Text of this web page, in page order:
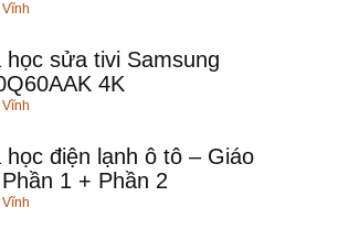
học sửa tivi Samsung
4K
học điện lạnh ô tô – Giáo
1 + Phần 2